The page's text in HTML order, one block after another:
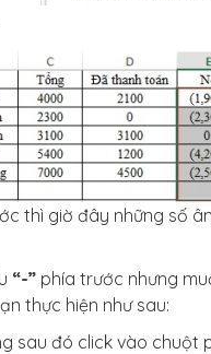
thì giờ đây những số
“-” phía trước nhưng
thực hiện như sau:
sau đó click vào chuột